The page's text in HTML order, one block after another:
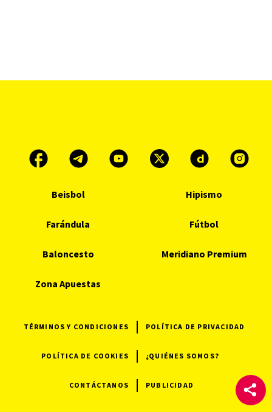
Beisbol Hipismo
Farándula Fútbol
Baloncesto Meridiano Premium
Zona Apuestas
TÉRMINOS Y CONDICIONES POLÍTICA DE PRIVACIDAD
POLÍTICA DE COOKIES ¿QUIÉNES SOMOS?
CONTÁCTANOS PUBLICIDAD